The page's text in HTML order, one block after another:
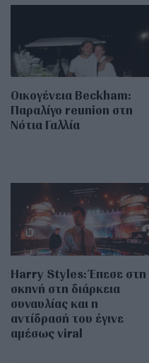
Οικογένεια Beckham:
Παραλίγο reunion στη
Νότια Γαλλία
Harry Styles: Έπεσε στη
σκηνή στη διάρκεια
συναυλίας και η
αντίδρασή του έγινε
αμέσως viral